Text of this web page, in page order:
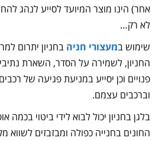
אחר) הינו מוצר המיועד לסייע לנהג
לא רק…
שימוש במעצורי חניה בחניון יתרום
החניון, לשמירה על הסדר, השארת
פנויים וכן יסייע במניעת פגיעה של
וברכבים עצמם.
בלגן בחניון יכול לבוא לידי ביטוי בכמה
החונים בחנייה כפולה ומבזבזים לשווא